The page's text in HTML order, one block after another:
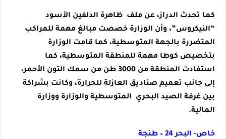
كما تحدث الدراز، عن ملف ظاهرة الدلفين الأسود
“النيكروس”، وأن الوزارة خصصت مبالغ مهمة للمراكب
المتضررة بالجهة المتوسطية، كما قامت الوزارة
بتخصيص كوطا مهمة للمنطقة المتوسطية، كما
استفادت المنطقة من 3000 طن من سمك التون الأحمر،
إلى جانب تعميم صناديق العازلة للحرارة، وكانت بشراكة
بين غرفة الصيد البحري المتوسطية والوزارة ووزارة
المالية.
خاص- البحر 24 – طنجة